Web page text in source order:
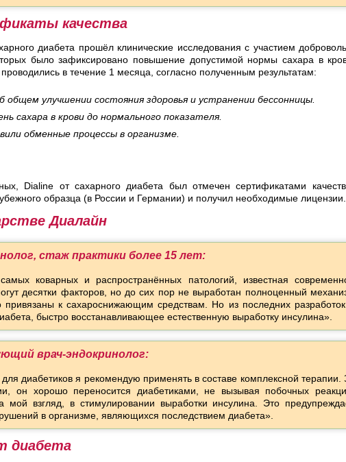
качества
диабета прошёл клинические исследования с участием
было зафиксировано повышение допустимой нормы сахара в
в течение 1 месяца, согласно полученным результатам:
общем улучшении состояния здоровья и устранении бессонницы.
сахара в крови до нормального показателя.
обменные процессы в организме.
Dialine от сахарного диабета был отмечен сертификатами
образца (в России и Германии) и получил необходимые лицензии.
Диалайн
стаж практики более 15 лет:
коварных и распространённых патологий, известная
десятки факторов, но до сих пор не выработан полноценный
к сахароснижающим средствам. Но из последних
быстро восстанавливающее естественную выработку инсулина».
врач-эндокринолог:
диабетиков я рекомендую применять в составе комплексной терапии.
он хорошо переносится диабетиками, не вызывая побочных
мой взгляд, в стимулировании выработки инсулина. Это
в организме, являющихся последствием диабета».
диабета